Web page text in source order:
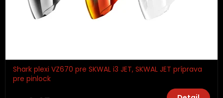
Shark plexi VZ670 pre SKWAL i3 JET, SKWAL JET príprava
pre pinlock